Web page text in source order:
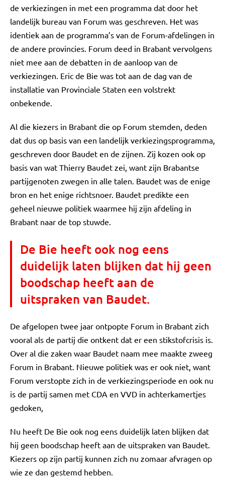
de verkiezingen in met een programma dat door het
landelijk bureau van Forum was geschreven. Het was
identiek aan de programma’s van de Forum-afdelingen in
de andere provincies. Forum deed in Brabant vervolgens
niet mee aan de debatten in de aanloop van de
verkiezingen. Eric de Bie was tot aan de dag van de
installatie van Provinciale Staten een volstrekt
onbekende.
Al die kiezers in Brabant die op Forum stemden, deden
dat dus op basis van een landelijk verkiezingsprogramma,
geschreven door Baudet en de zijnen. Zij kozen ook op
basis van wat Thierry Baudet zei, want zijn Brabantse
partijgenoten zwegen in alle talen. Baudet was de enige
bron en het enige richtsnoer. Baudet predikte een
geheel nieuwe politiek waarmee hij zijn afdeling in
Brabant naar de top stuwde.
De Bie heeft ook nog eens
duidelijk laten blijken dat hij geen
boodschap heeft aan de
uitspraken van Baudet.
De afgelopen twee jaar ontpopte Forum in Brabant zich
vooral als de partij die ontkent dat er een stikstofcrisis is.
Over al die zaken waar Baudet naam mee maakte zweeg
Forum in Brabant. Nieuwe politiek was er ook niet, want
Forum verstopte zich in de verkiezingsperiode en ook nu
is de partij samen met CDA en VVD in achterkamertjes
gedoken,
Nu heeft De Bie ook nog eens duidelijk laten blijken dat
hij geen boodschap heeft aan de uitspraken van Baudet.
Kiezers op zijn partij kunnen zich nu zomaar afvragen op
wie ze dan gestemd hebben.